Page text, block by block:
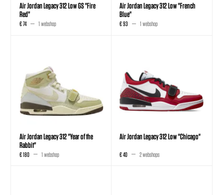
Air Jordan Legacy 312 Low GS "Fire
Red"
€ 74 1 webshop
Air Jordan Legacy 312 Low "French
Blue"
€ 93 1 webshop
Air Jordan Legacy 312 "Year of the
Rabbit"
€ 180 1 webshop
Air Jordan Legacy 312 Low "Chicago"
€ 40 2 webshops